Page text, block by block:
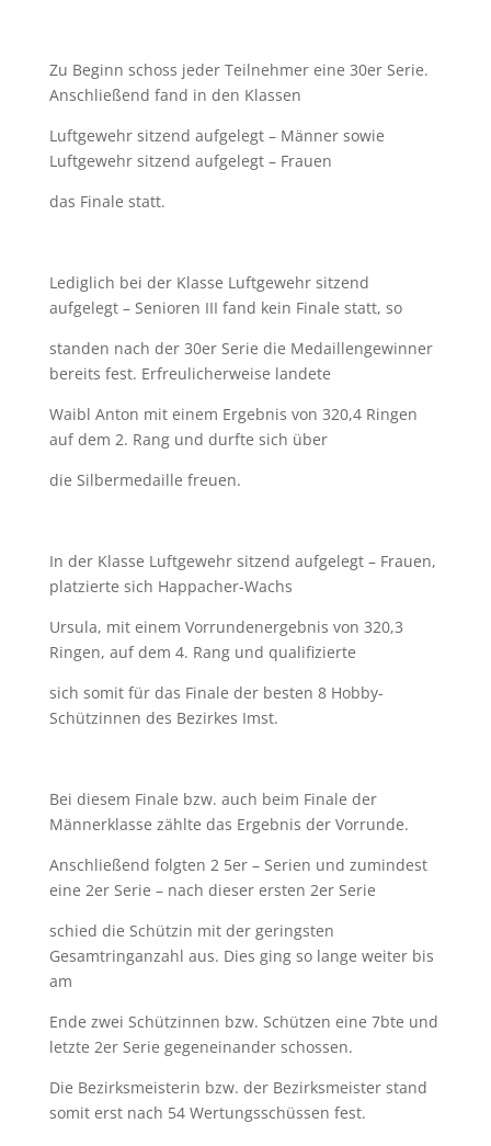
Zu Beginn schoss jeder Teilnehmer eine 30er Serie.
Anschließend fand in den Klassen
Luftgewehr sitzend aufgelegt – Männer sowie
Luftgewehr sitzend aufgelegt – Frauen
das Finale statt.
Lediglich bei der Klasse Luftgewehr sitzend
aufgelegt – Senioren III fand kein Finale statt, so
standen nach der 30er Serie die Medaillengewinner
bereits fest. Erfreulicherweise landete
Waibl Anton mit einem Ergebnis von 320,4 Ringen
auf dem 2. Rang und durfte sich über
die Silbermedaille freuen.
In der Klasse Luftgewehr sitzend aufgelegt – Frauen,
platzierte sich Happacher-Wachs
Ursula, mit einem Vorrundenergebnis von 320,3
Ringen, auf dem 4. Rang und qualifizierte
sich somit für das Finale der besten 8 Hobby-
Schützinnen des Bezirkes Imst.
Bei diesem Finale bzw. auch beim Finale der
Männerklasse zählte das Ergebnis der Vorrunde.
Anschließend folgten 2 5er – Serien und zumindest
eine 2er Serie – nach dieser ersten 2er Serie
schied die Schützin mit der geringsten
Gesamtringanzahl aus. Dies ging so lange weiter bis
am
Ende zwei Schützinnen bzw. Schützen eine 7bte und
letzte 2er Serie gegeneinander schossen.
Die Bezirksmeisterin bzw. der Bezirksmeister stand
somit erst nach 54 Wertungsschüssen fest.